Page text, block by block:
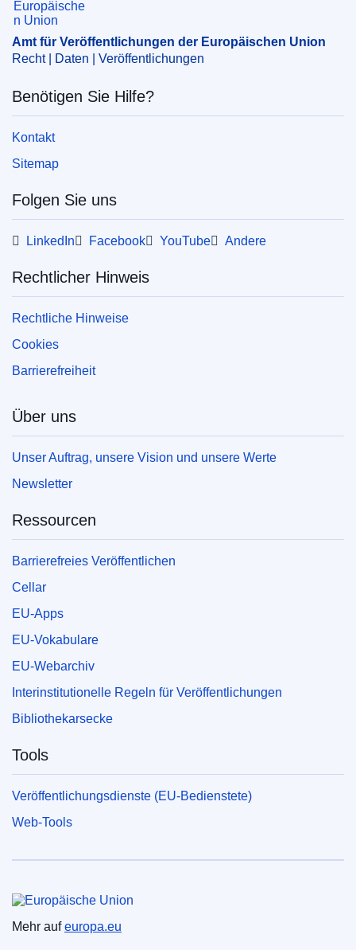
Amt für Veröffentlichungen der Europäischen Union
Recht | Daten | Veröffentlichungen
Benötigen Sie Hilfe?
Kontakt
Sitemap
Folgen Sie uns
LinkedIn Facebook YouTube Andere
Rechtlicher Hinweis
Rechtliche Hinweise
Cookies
Barrierefreiheit
Über uns
Unser Auftrag, unsere Vision und unsere Werte
Newsletter
Ressourcen
Barrierefreies Veröffentlichen
Cellar
EU-Apps
EU-Vokabulare
EU-Webarchiv
Interinstitutionelle Regeln für Veröffentlichungen
Bibliothekarsecke
Tools
Veröffentlichungsdienste (EU-Bedienstete)
Web-Tools
Mehr aufeuropa.eu